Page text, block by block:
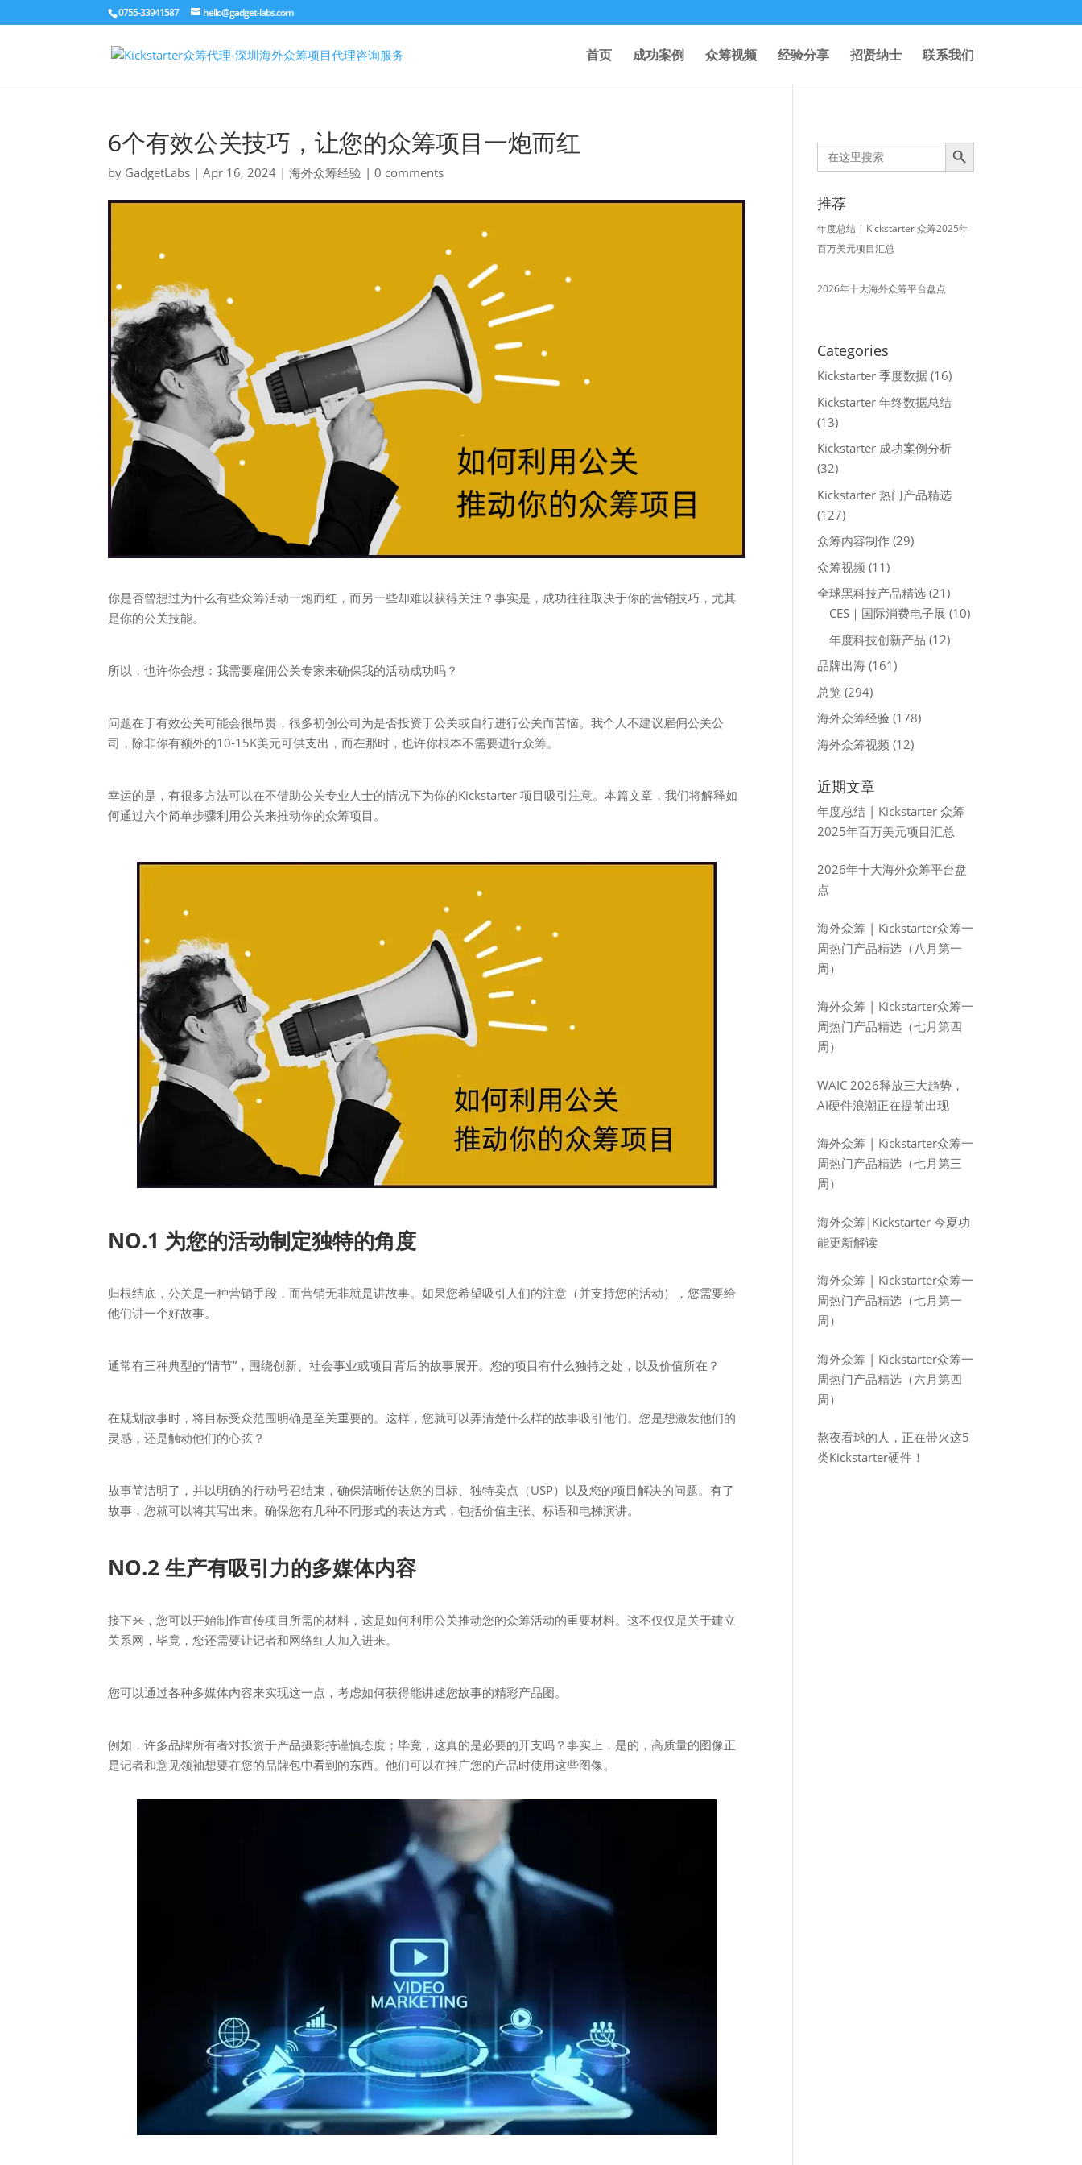
0755-33941587 hello@gadget-labs.com
首页 成功案例 众筹视频 经验分享 招贤纳士 联系我们
6个有效公关技巧，让您的众筹项目一炮而红
by GadgetLabs |Apr 16, 2024 |海外众筹经验 |0 comments
你是否曾想过为什么有些众筹活动一炮而红，而另一些却难以获得关注？事实是，成功往往取决于你的营销技巧，尤其
是你的公关技能。
所以，也许你会想：我需要雇佣公关专家来确保我的活动成功吗？
问题在于有效公关可能会很昂贵，很多初创公司为是否投资于公关或自行进行公关而苦恼。我个人不建议雇佣公关公
司，除非你有额外的10-15K美元可供支出，而在那时，也许你根本不需要进行众筹。
幸运的是，有很多方法可以在不借助公关专业人士的情况下为你的Kickstarter 项目吸引注意。本篇文章，我们将解释如
何通过六个简单步骤利用公关来推动你的众筹项目。
NO.1 为您的活动制定独特的角度
归根结底，公关是一种营销手段，而营销无非就是讲故事。如果您希望吸引人们的注意（并支持您的活动），您需要给
他们讲一个好故事。
通常有三种典型的“情节”，围绕创新、社会事业或项目背后的故事展开。您的项目有什么独特之处，以及价值所在？
在规划故事时，将目标受众范围明确是至关重要的。这样，您就可以弄清楚什么样的故事吸引他们。您是想激发他们的
灵感，还是触动他们的心弦？
故事简洁明了，并以明确的行动号召结束，确保清晰传达您的目标、独特卖点（USP）以及您的项目解决的问题。有了
故事，您就可以将其写出来。确保您有几种不同形式的表达方式，包括价值主张、标语和电梯演讲。
NO.2 生产有吸引力的多媒体内容
接下来，您可以开始制作宣传项目所需的材料，这是如何利用公关推动您的众筹活动的重要材料。这不仅仅是关于建立
关系网，毕竟，您还需要让记者和网络红人加入进来。
您可以通过各种多媒体内容来实现这一点，考虑如何获得能讲述您故事的精彩产品图。
例如，许多品牌所有者对投资于产品摄影持谨慎态度；毕竟，这真的是必要的开支吗？事实上，是的，高质量的图像正
是记者和意见领袖想要在您的品牌包中看到的东西。他们可以在推广您的产品时使用这些图像。
Search
for:
Search Button
推荐
年度总结 | Kickstarter 众筹2025年
百万美元项目汇总
2026年十大海外众筹平台盘点
Categories
Kickstarter 季度数据 (16)
Kickstarter 年终数据总结
(13)
Kickstarter 成功案例分析
(32)
Kickstarter 热门产品精选
(127)
众筹内容制作 (29)
众筹视频 (11)
全球黑科技产品精选 (21)
CES｜国际消费电子展 (10)
年度科技创新产品 (12)
品牌出海 (161)
总览 (294)
海外众筹经验 (178)
海外众筹视频 (12)
近期文章
年度总结 | Kickstarter 众筹
2025年百万美元项目汇总
2026年十大海外众筹平台盘
点
海外众筹 | Kickstarter众筹一
周热门产品精选（八月第一
周）
海外众筹 | Kickstarter众筹一
周热门产品精选（七月第四
周）
WAIC 2026释放三大趋势，
AI硬件浪潮正在提前出现
海外众筹 | Kickstarter众筹一
周热门产品精选（七月第三
周）
海外众筹|Kickstarter 今夏功
能更新解读
海外众筹 | Kickstarter众筹一
周热门产品精选（七月第一
周）
海外众筹 | Kickstarter众筹一
周热门产品精选（六月第四
周）
熬夜看球的人，正在带火这5
类Kickstarter硬件！